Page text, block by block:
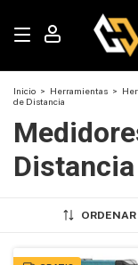
Inicio > Herramientas >
de Distancia
Distancia
ORDENAR